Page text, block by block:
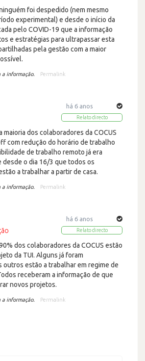
foi despedido (nem mesmo
experimental) e desde o início da
pelo COVID-19 que a informação
e estratégias para ultrapassar esta
pela gestão com a maior
a informação. Permalink
há 6 anos
Relato directo
maioria dos colaboradores da COCUS
com redução do horário de trabalho
de trabalho remoto já era
desde o dia 16/3 que todos os
a trabalhar a partir de casa.
a informação. Permalink
há 6 anos
Relato directo
dos colaboradores da COCUS estão
da TUI. Alguns já foram
outros estão a trabalhar em regime de
receberam a informação de que
novos projetos.
a informação. Permalink